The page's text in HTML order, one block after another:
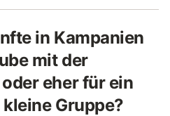
in Kampanien
mit der
eher für ein
Gruppe?